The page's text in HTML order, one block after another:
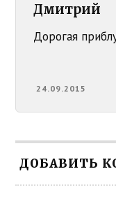
Дмитрий
Дорогая
24.09.2015
ДОБАВИТЬ